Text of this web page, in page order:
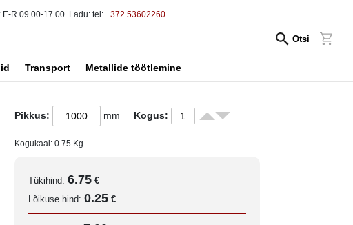
E-R 09.00-17.00. Ladu: tel: +372 53602260
Otsi
Transport Metallide töötlemine
Pikkus: mm Kogus:
Kogukaal: 0.75Kg
Tükihind: 6.75 €
Lõikuse hind: 0.25 €